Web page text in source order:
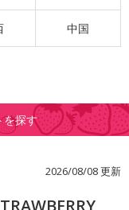
中国
を探す
2026/08/08 更新